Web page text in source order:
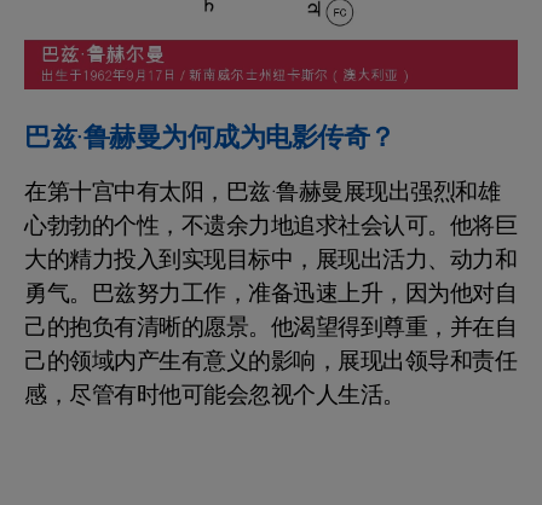
巴兹·鲁赫曼为何成为电影传奇？
在第十宫中有太阳，巴兹·鲁赫曼展现出强烈和雄
心勃勃的个性，不遗余力地追求社会认可。他将巨
大的精力投入到实现目标中，展现出活力、动力和
勇气。巴兹努力工作，准备迅速上升，因为他对自
己的抱负有清晰的愿景。他渴望得到尊重，并在自
己的领域内产生有意义的影响，展现出领导和责任
感，尽管有时他可能会忽视个人生活。